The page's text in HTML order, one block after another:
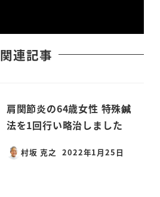
関連記事
肩関節炎の64歳女性 特殊鍼
法を1回行い略治しました
村坂 克之
投稿日
2022年1月25日